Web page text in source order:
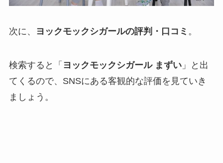
次に、 ヨックモックシガールの評判・口コミ 。
検索すると「 ヨックモックシガール まずい」と出
てくるので、SNSにある客観的な評価を見ていき
ましょう。